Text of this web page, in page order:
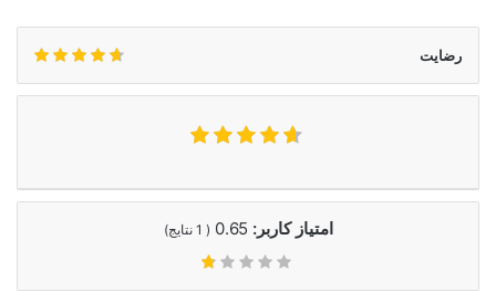
رضایت
امتیاز کاربر: 0.65
(
1 نتایج)